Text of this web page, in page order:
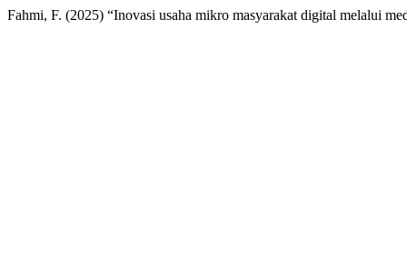
Fahmi, F. (2025) “Inovasi usaha mikro masyarakat digital melalui